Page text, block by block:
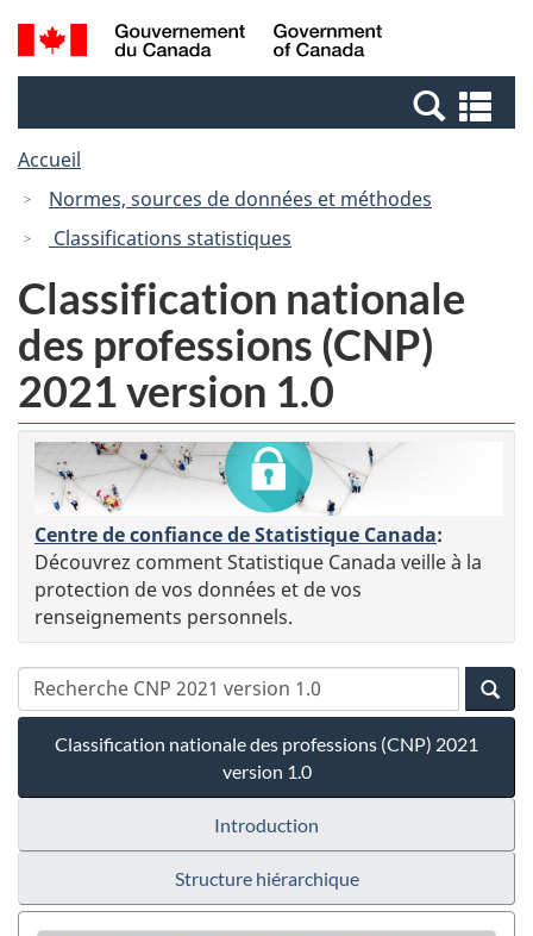
Passer
au
Passer
à
Canada
Recherche
et
et
Accueil
Normes, sources de données et méthodes
Classifications statistiques
Classification nationale
des professions (CNP)
2021 version 1.0
Centre de confiance de Statistique Canada:
Découvrez comment Statistique Canada veille à la
protection de vos données et de vos
renseignements personnels.
Classification nationale des professions (CNP) 2021
version 1.0
Introduction
Structure hiérarchique